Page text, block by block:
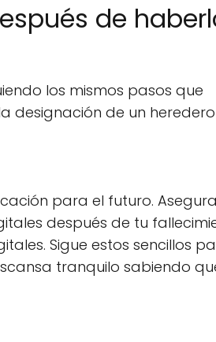
de
los mismos pasos que
designación de un heredero
para el futuro.
después de tu
Sigue estos sencillos
tranquilo sabiendo